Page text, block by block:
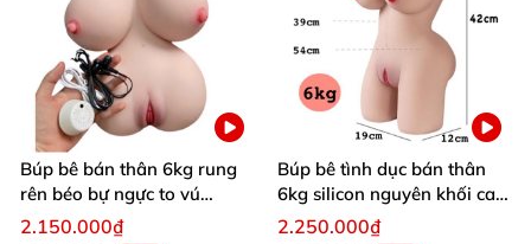
Búp bê bán thân 6kg rung
rên béo bự ngực to vú
khủng siêu múp
2.150.000₫
Búp bê tình dục bán thân
6kg silicon nguyên khối cao
cấp giá rẻ
2.250.000₫